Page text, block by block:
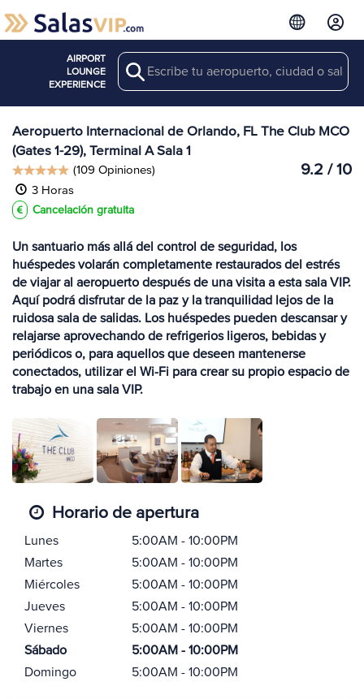
AIRPORT
LOUNGE
EXPERIENCE
Search Ver más
Salas en MCO
Aeropuerto Internacional de Orlando, FL The Club MCO
(Gates 1-29), Terminal A Sala 1
9.2 / 10
(109 Opiniones)
3 Horas
Cancelación gratuita
Un santuario más allá del control de seguridad, los
huéspedes volarán completamente restaurados del estrés
de viajar al aeropuerto después de una visita a esta sala VIP.
Aquí podrá disfrutar de la paz y la tranquilidad lejos de la
ruidosa sala de salidas. Los huéspedes pueden descansar y
relajarse aprovechando de refrigerios ligeros, bebidas y
periódicos o, para aquellos que deseen mantenerse
conectados, utilizar el Wi-Fi para crear su propio espacio de
trabajo en una sala VIP.
Horario de apertura
Lunes
5:00AM - 10:00PM
Martes
5:00AM - 10:00PM
Miércoles
5:00AM - 10:00PM
Jueves
5:00AM - 10:00PM
Viernes
5:00AM - 10:00PM
Sábado
5:00AM - 10:00PM
Domingo
5:00AM - 10:00PM